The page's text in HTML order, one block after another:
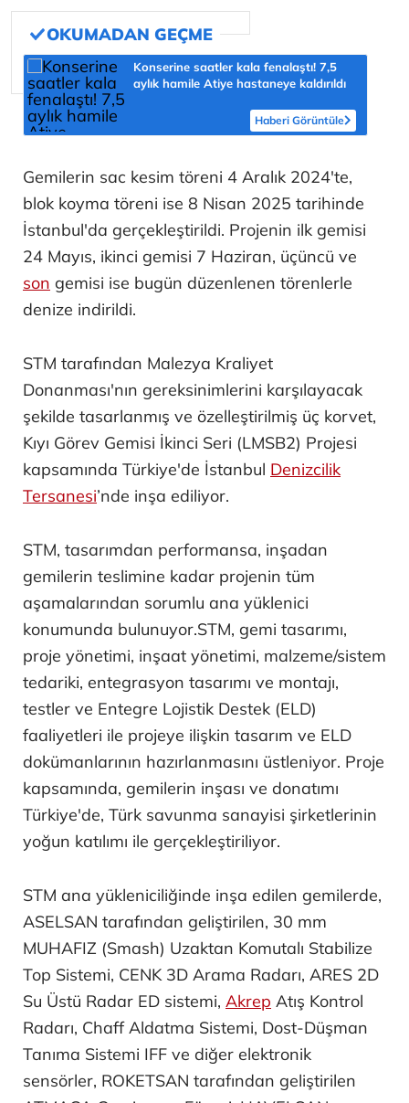
Konserine saatler kala fenalaştı! 7,5
aylık hamile Atiye hastaneye kaldırıldı
Haberi Görüntüle
Gemilerin sac kesim töreni 4 Aralık 2024'te,
blok koyma töreni ise 8 Nisan 2025 tarihinde
İstanbul'da gerçekleştirildi. Projenin ilk gemisi
24 Mayıs, ikinci gemisi 7 Haziran, üçüncü ve
son gemisi ise bugün düzenlenen törenlerle
denize indirildi.
STM tarafından Malezya Kraliyet
Donanması'nın gereksinimlerini karşılayacak
şekilde tasarlanmış ve özelleştirilmiş üç korvet,
Kıyı Görev Gemisi İkinci Seri (LMSB2) Projesi
kapsamında Türkiye'de İstanbul Denizcilik
Tersanesi’nde inşa ediliyor.
STM, tasarımdan performansa, inşadan
gemilerin teslimine kadar projenin tüm
aşamalarından sorumlu ana yüklenici
konumunda bulunuyor.STM, gemi tasarımı,
proje yönetimi, inşaat yönetimi, malzeme/sistem
tedariki, entegrasyon tasarımı ve montajı,
testler ve Entegre Lojistik Destek (ELD)
faaliyetleri ile projeye ilişkin tasarım ve ELD
dokümanlarının hazırlanmasını üstleniyor. Proje
kapsamında, gemilerin inşası ve donatımı
Türkiye'de, Türk savunma sanayisi şirketlerinin
yoğun katılımı ile gerçekleştiriliyor.
STM ana yükleniciliğinde inşa edilen gemilerde,
ASELSAN tarafından geliştirilen, 30 mm
MUHAFIZ (Smash) Uzaktan Komutalı Stabilize
Top Sistemi, CENK 3D Arama Radarı, ARES 2D
Su Üstü Radar ED sistemi, Akrep Atış Kontrol
Radarı, Chaff Aldatma Sistemi, Dost-Düşman
Tanıma Sistemi IFF ve diğer elektronik
sensörler, ROKETSAN tarafından geliştirilen